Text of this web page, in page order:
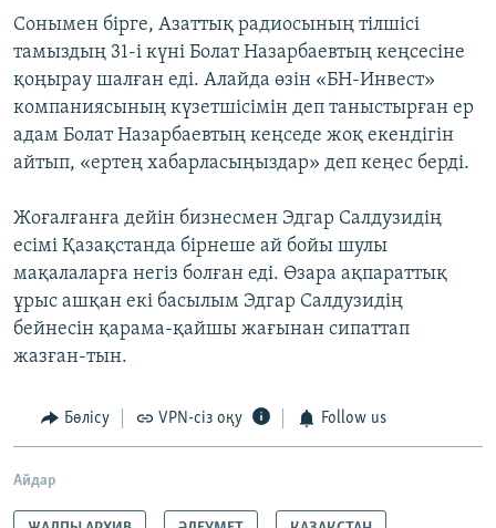
Сонымен бірге, Азаттық радиосының тілшісі
тамыздың 31-і күні Болат Назарбаевтың кеңсесіне
қоңырау шалған еді. Алайда өзін «БН-Инвест»
компаниясының күзетшісімін деп таныстырған ер
адам Болат Назарбаевтың кеңседе жоқ екендігін
айтып, «ертең хабарласыңыздар» деп кеңес берді.
Жоғалғанға дейін бизнесмен Эдгар Салдузидің
есімі Қазақстанда бірнеше ай бойы шулы
мақалаларға негіз болған еді. Өзара ақпараттық
ұрыс ашқан екі басылым Эдгар Салдузидің
бейнесін қарама-қайшы жағынан сипаттап
жазған-тын.
Бөлісу VPN-сіз оқу Follow us
Айдар